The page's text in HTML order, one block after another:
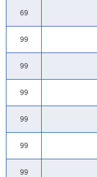
69
99
99
99
99
99
99